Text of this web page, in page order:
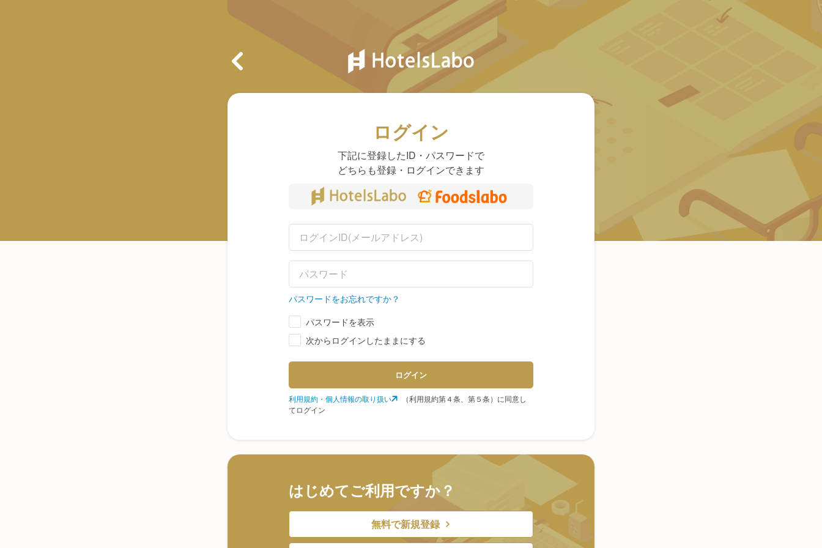
ログイン
下記に登録したID・パスワードで
どちらも登録・ログインできます
パスワードをお忘れですか？
パスワードを表示
次からログインしたままにする
ログイン
利用規約・個人情報の取り扱い
（利用規約第４条、第５条）に同意し
てログイン
はじめてご利用ですか？
無料で新規登録